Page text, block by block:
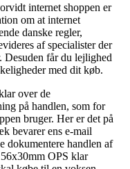
internet shoppen er
om at internet
danske regler,
af specialister der
får du lejlighed
med dit køb.
over de
på handlen, som for
bruger. Her er det på
bevarer ens e-mail
dokumentere handlen af
OPS klar